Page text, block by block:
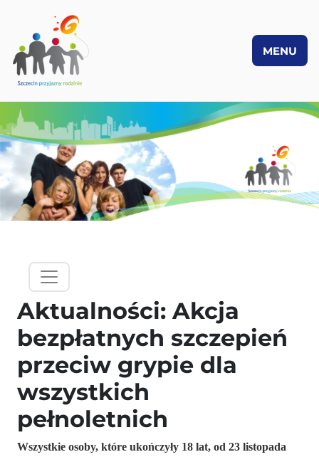
PRZEJDŹ DO TREŚCI
MENU
Aktualności: Akcja
bezpłatnych szczepień
przeciw grypie dla
wszystkich
pełnoletnich
Wszystkie osoby, które ukończyły 18 lat, od 23 listopada